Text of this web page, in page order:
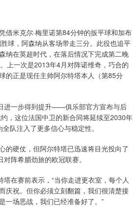
借米克尔·梅里诺第84分钟的扳平球和加布
球，阿森纳从客场带走三分。此役也追平
纳在英超时代，在落后情况下完成第二晚
上一次是2013年4月对阵诺维奇，巧合的
的正是现任主帅阿尔特塔本人（第85分
进一步得到提升——俱乐部官方宣布与后
，这位法国中卫的新合同将延续至2030年
队注入了更多信心与稳定性。
的硬仗，但阿尔特塔已迅速将目光投向了
阵希腊劲旅的欧冠联赛。
塔在赛前表示，“当你走进更衣室，每个人
庆祝。但你必须立刻翻篇，我们很清楚接
一场恶战，我们已经准备好了。”